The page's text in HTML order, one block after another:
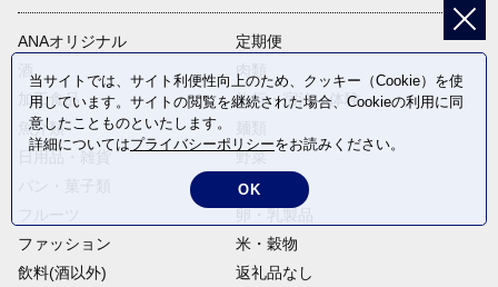
ANAオリジナル
定期便
肉類
加工食品
旅行・宿泊・体験
魚介類
日用品・雑貨
野菜
電化製品
ファッション
米・穀物
飲料(酒以外)
返礼品なし
当サイトでは、サイト利便性向上のため、クッキー（Cookie）を使
用しています。サイトの閲覧を継続された場合、Cookieの利用に同
意したことものといたします。
詳細についてはプライバシーポリシーをお読みください。
OK